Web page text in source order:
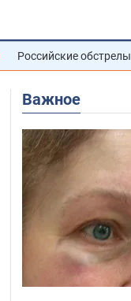
Российские обстрелы
Важное